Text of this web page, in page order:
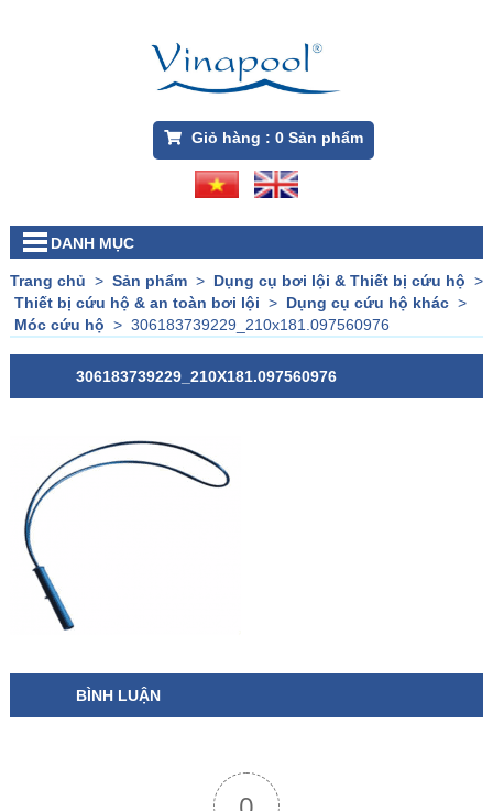
Giỏ hàng : 0Sản phẩm
DANH MỤC
Trang chủ > Sản phẩm> Dụng cụ bơi lội & Thiết bị cứu hộ >
Thiết bị cứu hộ & an toàn bơi lội > Dụng cụ cứu hộ khác>
Móc cứu hộ > 306183739229_210x181.097560976
306183739229_210X181.097560976
BÌNH LUẬN